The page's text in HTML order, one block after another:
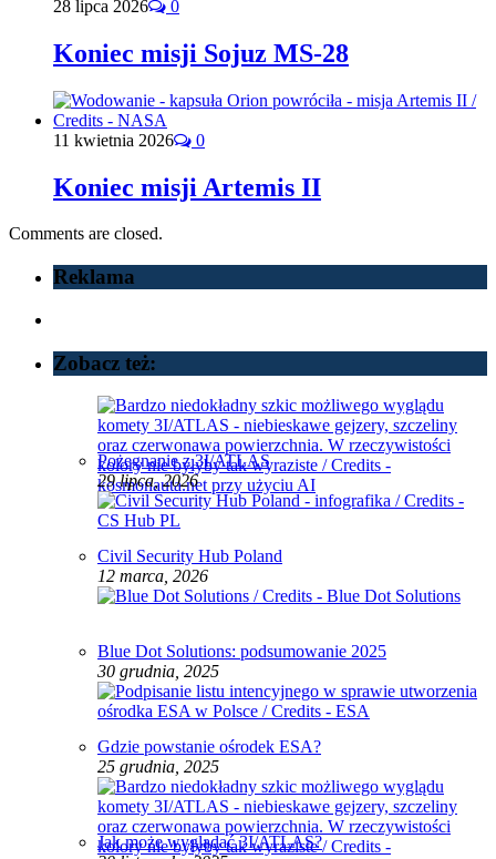
28 lipca 2026 0
Koniec misji Sojuz MS-28
11 kwietnia 2026 0
Koniec misji Artemis II
Comments are closed.
Reklama
Zobacz też:
Pożegnanie z 3I/ATLAS
29 lipca, 2026
Civil Security Hub Poland
12 marca, 2026
Blue Dot Solutions: podsumowanie 2025
30 grudnia, 2025
Gdzie powstanie ośrodek ESA?
25 grudnia, 2025
Jak może wyglądać 3I/ATLAS?